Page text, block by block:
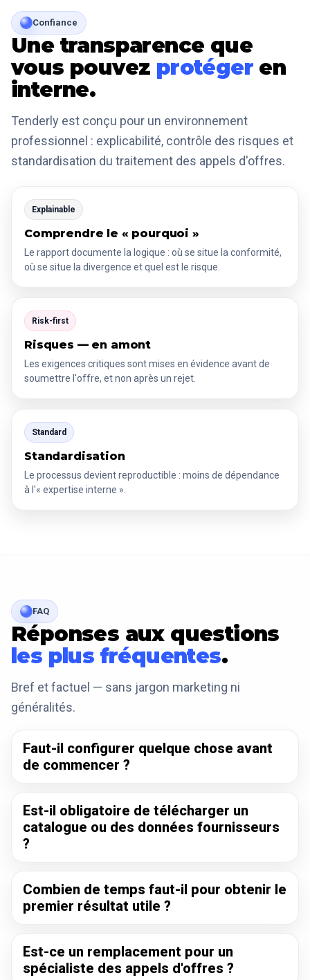
Confiance
Une transparence que
vous pouvez protéger en
interne.
Tenderly est conçu pour un environnement
professionnel : explicabilité, contrôle des risques et
standardisation du traitement des appels d'offres.
Explainable
Comprendre le « pourquoi »
Le rapport documente la logique : où se situe la conformité,
où se situe la divergence et quel est le risque.
Risk-first
Risques — en amont
Les exigences critiques sont mises en évidence avant de
soumettre l'offre, et non après un rejet.
Standard
Standardisation
Le processus devient reproductible : moins de dépendance
à l'« expertise interne ».
FAQ
Réponses aux questions
les plus fréquentes.
Bref et factuel — sans jargon marketing ni
généralités.
Faut-il configurer quelque chose avant
de commencer ?
Est-il obligatoire de télécharger un
catalogue ou des données fournisseurs
?
Combien de temps faut-il pour obtenir le
premier résultat utile ?
Est-ce un remplacement pour un
spécialiste des appels d'offres ?